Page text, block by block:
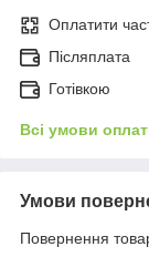
Оплатити
Післяплата
Готівкою
Всі умови
Умови
Повернення